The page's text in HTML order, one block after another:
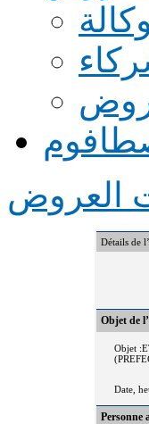
العروض
Détails de
Objet de
Objet
Date,
Personne